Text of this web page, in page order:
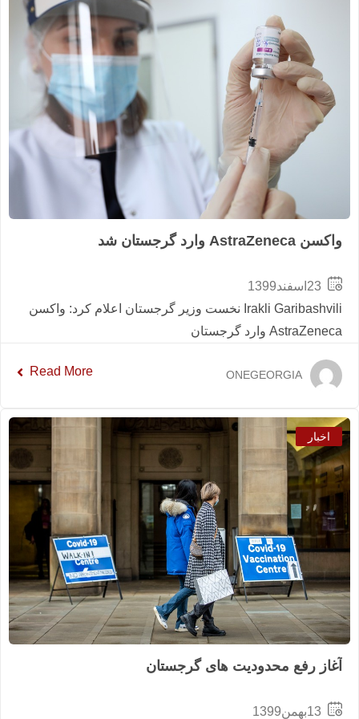
Irakli Garibashvili نخست وزیر گرجستان اعلام کرد: واکسن
های گرجستان